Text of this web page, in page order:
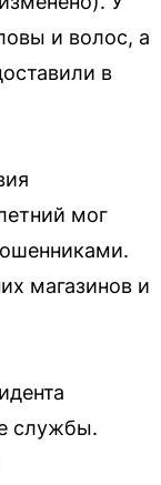
и волос, а
в
мог
магазинов и
службы.